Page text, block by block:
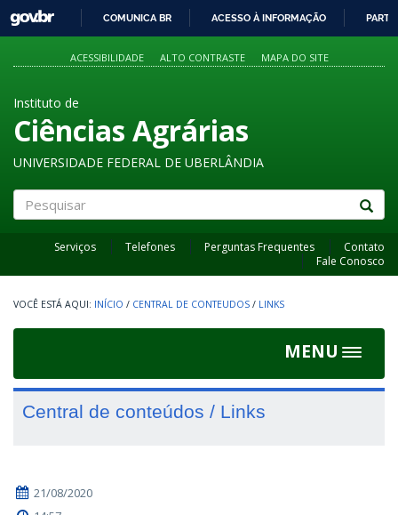
PARA
O
GOVBR
COMUNICA BR ACESSO À INFORMAÇÃO
ACESSIBILIDADE ALTO CONTRASTE MAPA DO SITE
Instituto de
Ciências Agrárias
UNIVERSIDADE FEDERAL DE UBERLÂNDIA
Serviços Telefones Perguntas Frequentes
Contato
Fale Conosco
INÍCIO / CENTRAL DE CONTEUDOS / LINKS
MENU
Toggle
Central de conteúdos / Links
21/08/2020